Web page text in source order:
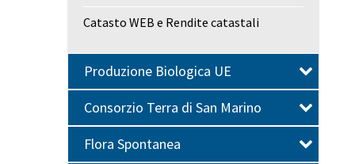
Catasto WEB e Rendite catastali
Produzione Biologica UE
Consorzio Terra di San Marino
Flora Spontanea